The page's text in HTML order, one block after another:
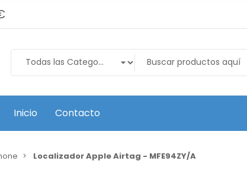
Inicio Contacto
Localizador Apple Airtag - MFE94ZY/A